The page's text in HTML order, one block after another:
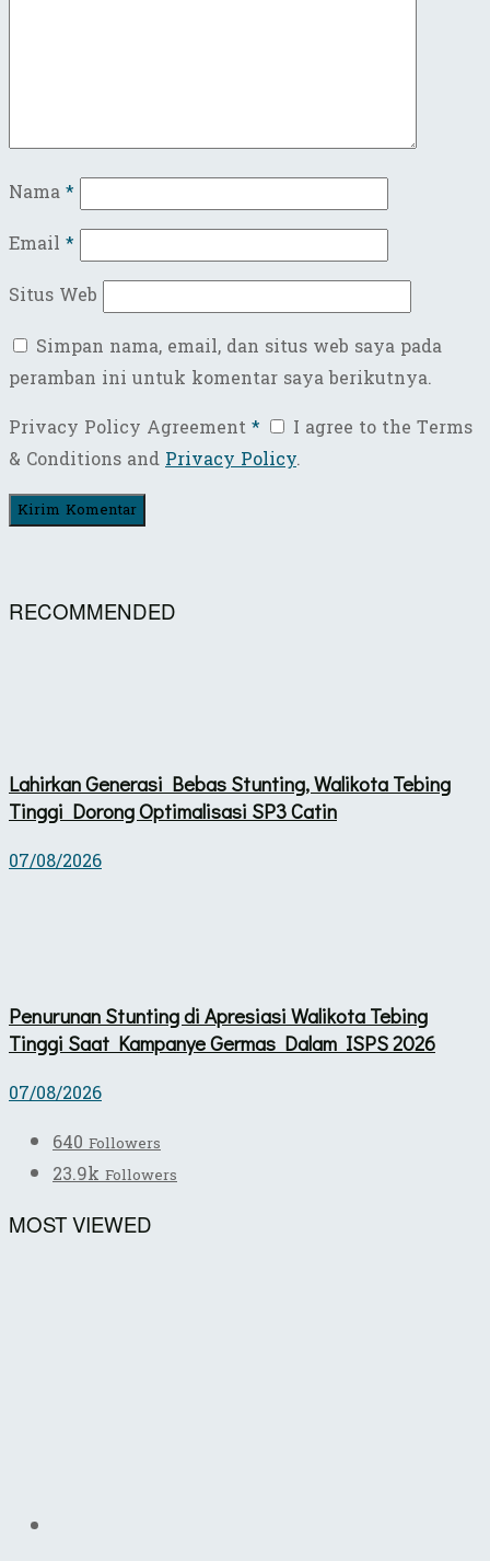
Nama*
Email *
Situs Web
Simpan nama, email, dan situs web saya pada
peramban ini untuk komentar saya berikutnya.
Privacy Policy Agreement*
I agree to the Terms
& Conditions andPrivacy Policy.
RECOMMENDED
Lahirkan Generasi Bebas Stunting, Walikota Tebing
Tinggi Dorong Optimalisasi SP3 Catin
07/08/2026
Penurunan Stunting di Apresiasi Walikota Tebing
Tinggi Saat Kampanye Germas Dalam ISPS 2026
07/08/2026
640 Followers
23.9k Followers
MOST VIEWED